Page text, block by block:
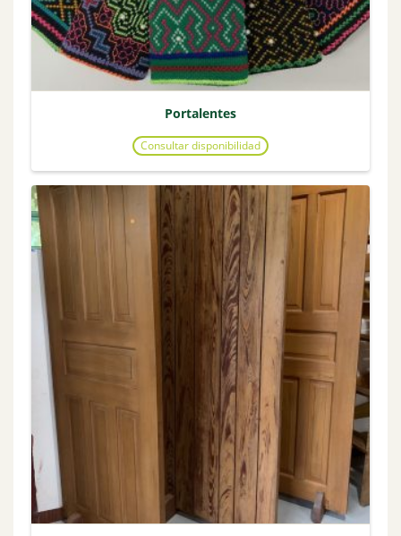
Portalentes
Consultar disponibilidad